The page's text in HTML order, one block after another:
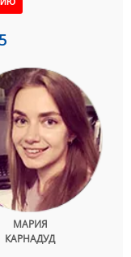
МАРИЯ
КАРНАДУД